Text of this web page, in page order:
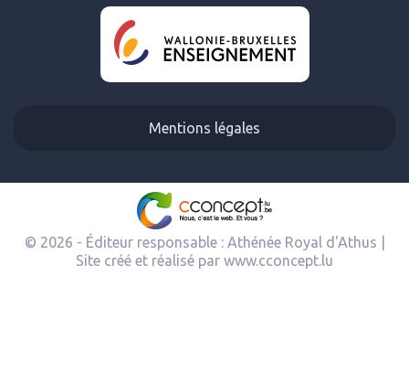
Mentions légales
© 2026 - Éditeur responsable : Athénée Royal d'Athus |
Site créé et réalisé par www.cconcept.lu